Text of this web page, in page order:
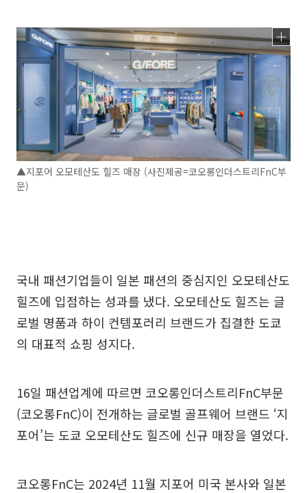
▲지포어 오모테산도 힐즈 매장 (사진제공=코오롱인더스트리FnC부
문)
국내 패션기업들이 일본 패션의 중심지인 오모테산도
힐즈에 입점하는 성과를 냈다. 오모테산도 힐즈는 글
로벌 명품과 하이 컨템포러리 브랜드가 집결한 도쿄
의 대표적 쇼핑 성지다.
16일 패션업계에 따르면 코오롱인더스트리FnC부문
(코오롱FnC)이 전개하는 글로벌 골프웨어 브랜드 ‘지
포어’는 도쿄 오모테산도 힐즈에 신규 매장을 열었다.
코오롱FnC는 2024년 11월 지포어 미국 본사와 일본